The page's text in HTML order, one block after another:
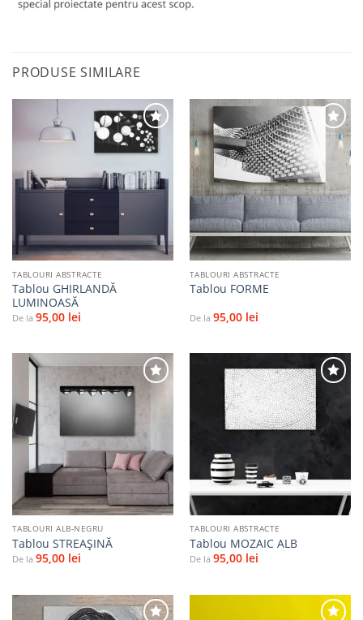
PRODUSE SIMILARE
Adaugă
la
favorite
TABLOURI ABSTRACTE
Tablou GHIRLANDĂ
LUMINOASĂ
De la 95,00 lei
Adaugă
la
favorite
TABLOURI ABSTRACTE
Tablou FORME
De la 95,00 lei
la
favorite
TABLOURI ALB-NEGRU
Tablou STREAȘINĂ
De la 95,00 lei
Adaugă
la
favorite
TABLOURI ABSTRACTE
Tablou MOZAIC ALB
De la 95,00 lei